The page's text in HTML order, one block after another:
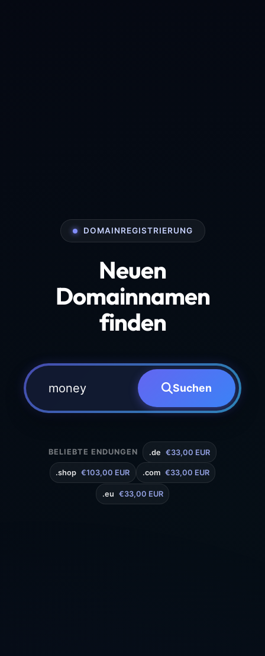
DOMAINREGISTRIERUNG
Neuen
Domainnamen
finden
Suchen
BELIEBTE ENDUNGEN .de €33,00 EUR
.shop €103,00 EUR .com €33,00 EUR
.eu €33,00 EUR